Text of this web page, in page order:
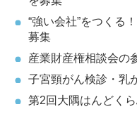
“強い会社”をつくる
募集
産業財産権相談会の
子宮頸がん検診・乳
第2回大隅はんどく